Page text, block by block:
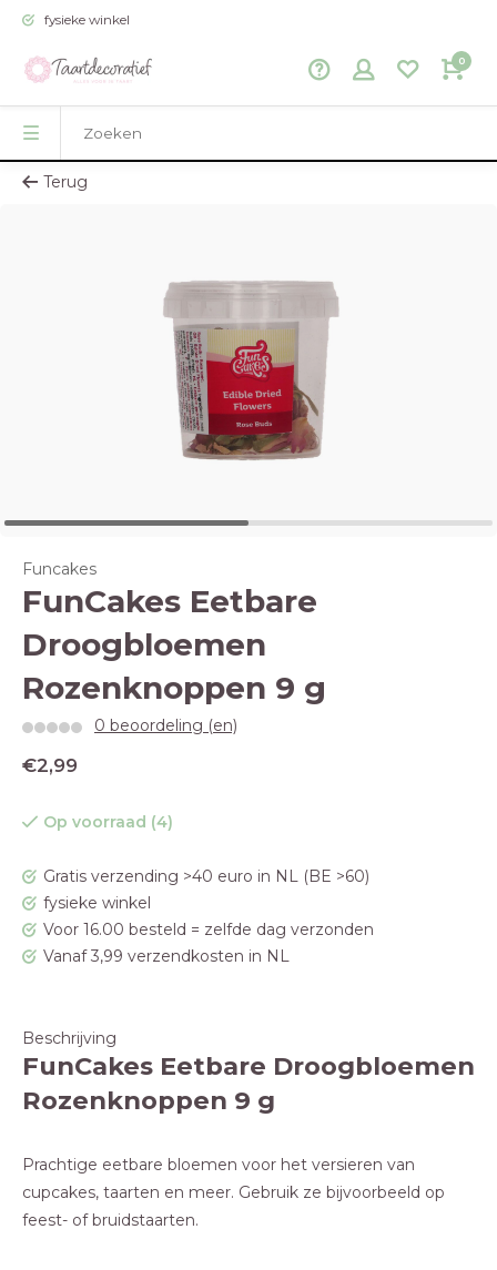
fysieke winkel
0
Terug
Funcakes
FunCakes Eetbare
Droogbloemen
Rozenknoppen 9 g
0 beoordeling (en)
€2,99
Op voorraad (4)
Gratis verzending >40 euro in NL (BE >60)
fysieke winkel
Voor 16.00 besteld = zelfde dag verzonden
Vanaf 3,99 verzendkosten in NL
Beschrijving
FunCakes Eetbare Droogbloemen
Rozenknoppen 9 g
Prachtige eetbare bloemen voor het versieren van
cupcakes, taarten en meer. Gebruik ze bijvoorbeeld op
feest- of bruidstaarten.